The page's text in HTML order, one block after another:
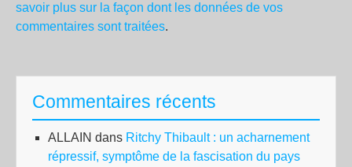
savoir plus sur la façon dont les données de vos
commentaires sont traitées.
Commentaires récents
ALLAIN dans Ritchy Thibault : un acharnement
répressif, symptôme de la fascisation du pays